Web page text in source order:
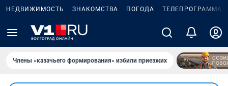
НЕДВИЖИМОСТЬ ЗНАКОМСТВА ПОГОДА ТЕЛЕПРОГРАММА
Члены «казачьего формирования» избили приезжих